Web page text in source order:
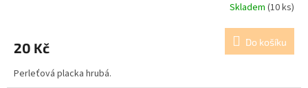
Skladem (10 ks)
20 Kč Do košíku
Perleťová placka hrubá.